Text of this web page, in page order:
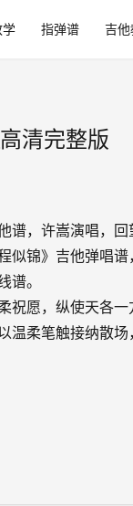
学 指弹谱 吉
清完整版
谱，许嵩演唱，
似锦》吉他弹唱
谱。
祝愿，纵使天各
温柔笔触接纳散场